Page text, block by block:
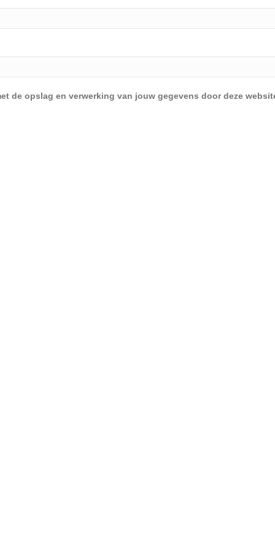
de opslag en verwerking van jouw gegevens door deze